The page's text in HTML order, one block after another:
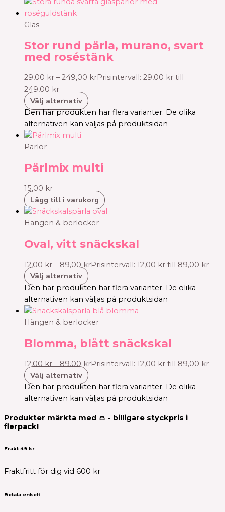
Glas
Stor rund pärla, murano, svart
med roséstänk
29,00 kr – 249,00 krPrisintervall: 29,00 kr till
249,00 kr
Välj alternativ
Den här produkten har flera varianter. De olika
alternativen kan väljas på produktsidan
Pärlor
Pärlmix multi
15,00 kr
Lägg till i varukorg
Hängen & berlocker
Oval, vitt snäckskal
12,00kr – 89,00 krPrisintervall: 12,00 kr till 89,00 kr
Välj alternativ
Den här produkten har flera varianter. De olika
alternativen kan väljas på produktsidan
Hängen & berlocker
Blomma, blått snäckskal
12,00 kr – 89,00 krPrisintervall: 12,00 kr till 89,00 kr
Välj alternativ
Den här produkten har flera varianter. De olika
alternativen kan väljas på produktsidan
Produkter märkta med 👛 - billigare styckpris i
flerpack!
Frakt 49 kr
Fraktfritt för dig vid 600 kr
Betala enkelt